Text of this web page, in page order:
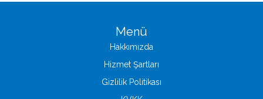
Menü
Hakkımızda
Hizmet Şartları
Gizlilik Politikası